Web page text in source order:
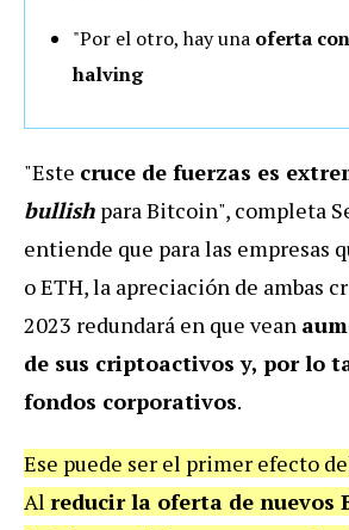
"Por el otro, hay una oferta
halving
"Este cruce de fuerzas es
bullish para Bitcoin", completa
entiende que para las empresas
o ETH, la apreciación de ambas
2023 redundará en que vean
de sus criptoactivos y, por lo
fondos corporativos.
Ese puede ser el primer efecto
Al reducir la oferta de nuevos